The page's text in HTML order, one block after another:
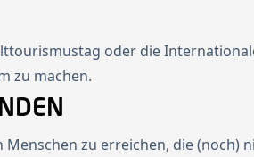
oder die
zu machen.
zu erreichen, die (noch)